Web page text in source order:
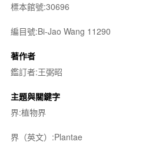
標本館號:30696
編目號:Bi-Jao Wang 11290
著作者
鑑訂者:王弼昭
主題與關鍵字
界:植物界
界（英文）:Plantae